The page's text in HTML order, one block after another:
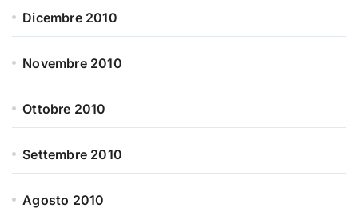
Dicembre 2010
Novembre 2010
Ottobre 2010
Settembre 2010
Agosto 2010